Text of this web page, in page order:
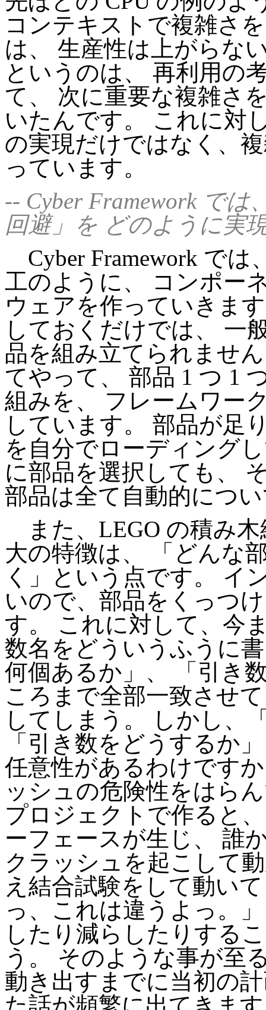
コンテキストで複雑さ
は、 生産性は上がらな
というのは、 再利用の
て、 次に重要な複雑さ
いたんです。 これに対
の実現だけではなく、
っています。
-- Cyber Framework で
回避」を どのように実
Cyber Framework では
工のように、 コンポー
ウェアを作っていきま
しておくだけでは、 一
品を組み立てられませ
てやって、 部品 1 つ 1
組みを、 フレームワー
しています。 部品が足
を自分でローディング
に部品を選択しても、
部品は全て自動的につ
また、LEGO の積み
大の特徴は、 「どんな
く」という点です。 イ
いので、部品をくっつ
す。 これに対して、今
数名をどういうふうに
何個あるか」、 「引き
ころまで全部一致させ
してしまう。 しかし、
「引き数をどうするか
任意性があるわけです
ッシュの危険性をはら
プロジェクトで作ると
ーフェースが生じ、 誰
クラッシュを起こして
え結合試験をして動い
っ、これは違うよっ。
したり減らしたりする
う。 そのような事が至
動き出すまでに当初の
た話が頻繁に出てきま